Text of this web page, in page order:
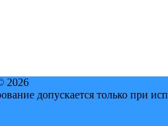
2026
допускается только при